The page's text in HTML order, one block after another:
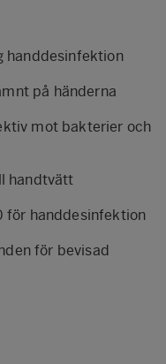
handdesinfektion
på händerna
mot bakterier och
handtvätt
för handdesinfektion
för bevisad